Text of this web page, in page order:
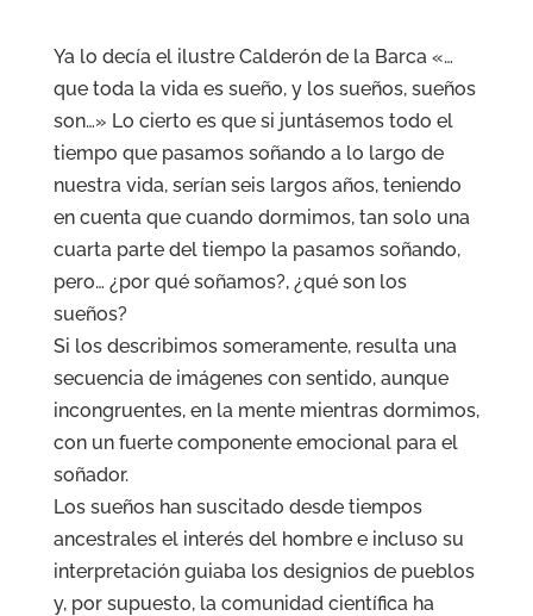
Ya lo decía el ilustre Calderón de la Barca «…
que toda la vida es sueño, y los sueños, sueños
son…» Lo cierto es que si juntásemos todo el
tiempo que pasamos soñando a lo largo de
nuestra vida, serían seis largos años, teniendo
en cuenta que cuando dormimos, tan solo una
cuarta parte del tiempo la pasamos soñando,
pero… ¿por qué soñamos?, ¿qué son los
sueños?
Si los describimos someramente, resulta una
secuencia de imágenes con sentido, aunque
incongruentes, en la mente mientras dormimos,
con un fuerte componente emocional para el
soñador.
Los sueños han suscitado desde tiempos
ancestrales el interés del hombre e incluso su
interpretación guiaba los designios de pueblos
y, por supuesto, la comunidad científica ha